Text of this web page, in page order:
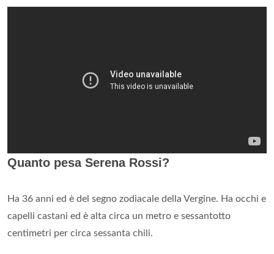
Quanto pesa Serena Rossi?
Ha 36 anni ed è del segno zodiacale della Vergine. Ha occhi e
capelli castani ed è alta circa un metro e sessantotto
centimetri per circa sessanta chili.